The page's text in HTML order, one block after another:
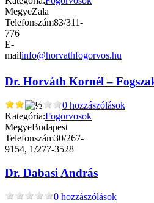
MegyeZala
Telefonszám83/311-
776
E-
mailinfo@horvathfogorvos.hu
Dr. Horváth Kornél –
0 hozzászólások
Kategória:Fogorvosok
MegyeBudapest
Telefonszám30/267-
9154, 1/277-3528
Dr. Dabasi András
0 hozzászólások